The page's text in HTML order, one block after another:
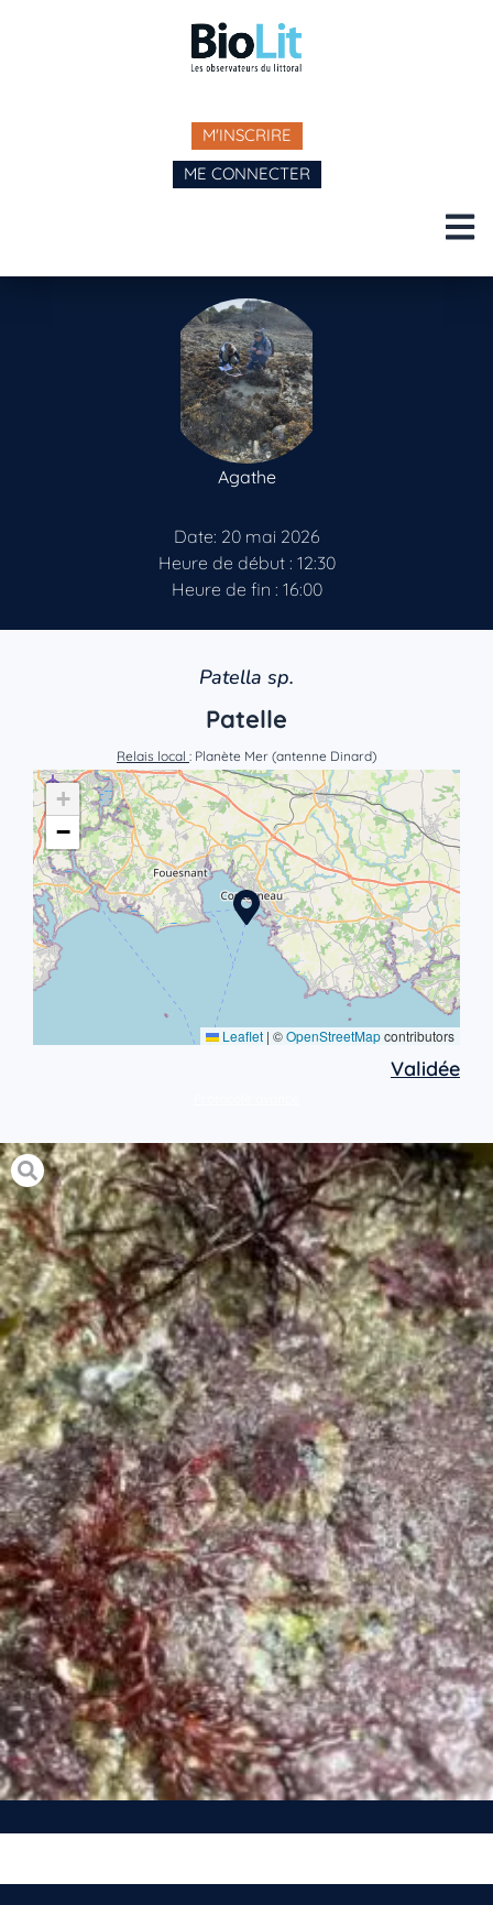
M'INSCRIRE
ME CONNECTER
Agathe
Date: 20 mai 2026
Heure de début : 12:30
Heure de fin : 16:00
Patella sp.
Patelle
Relais local : Planète Mer (antenne Dinard)
+
−
Leaflet | ©OpenStreetMapcontributors
Validée